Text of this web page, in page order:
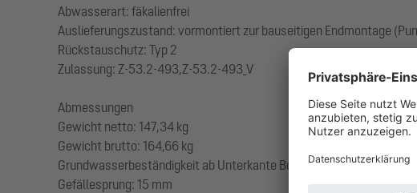
Abwasserart: fäkalienfrei
Auslieferungszustand: vormontiert zur bauseitigen Endmontage
Rückstauschutz: Typ 2
Zulassung: Z-53.2-493,Z-53.2-493_V
Abmessungen
Gewicht netto: 147,34 kg
Gewicht brutto: 164,66 kg
Grundwasserbeständigkeit ab Unterkante Bodenteil: 3000 mm
Gefällesprung: 15 mm